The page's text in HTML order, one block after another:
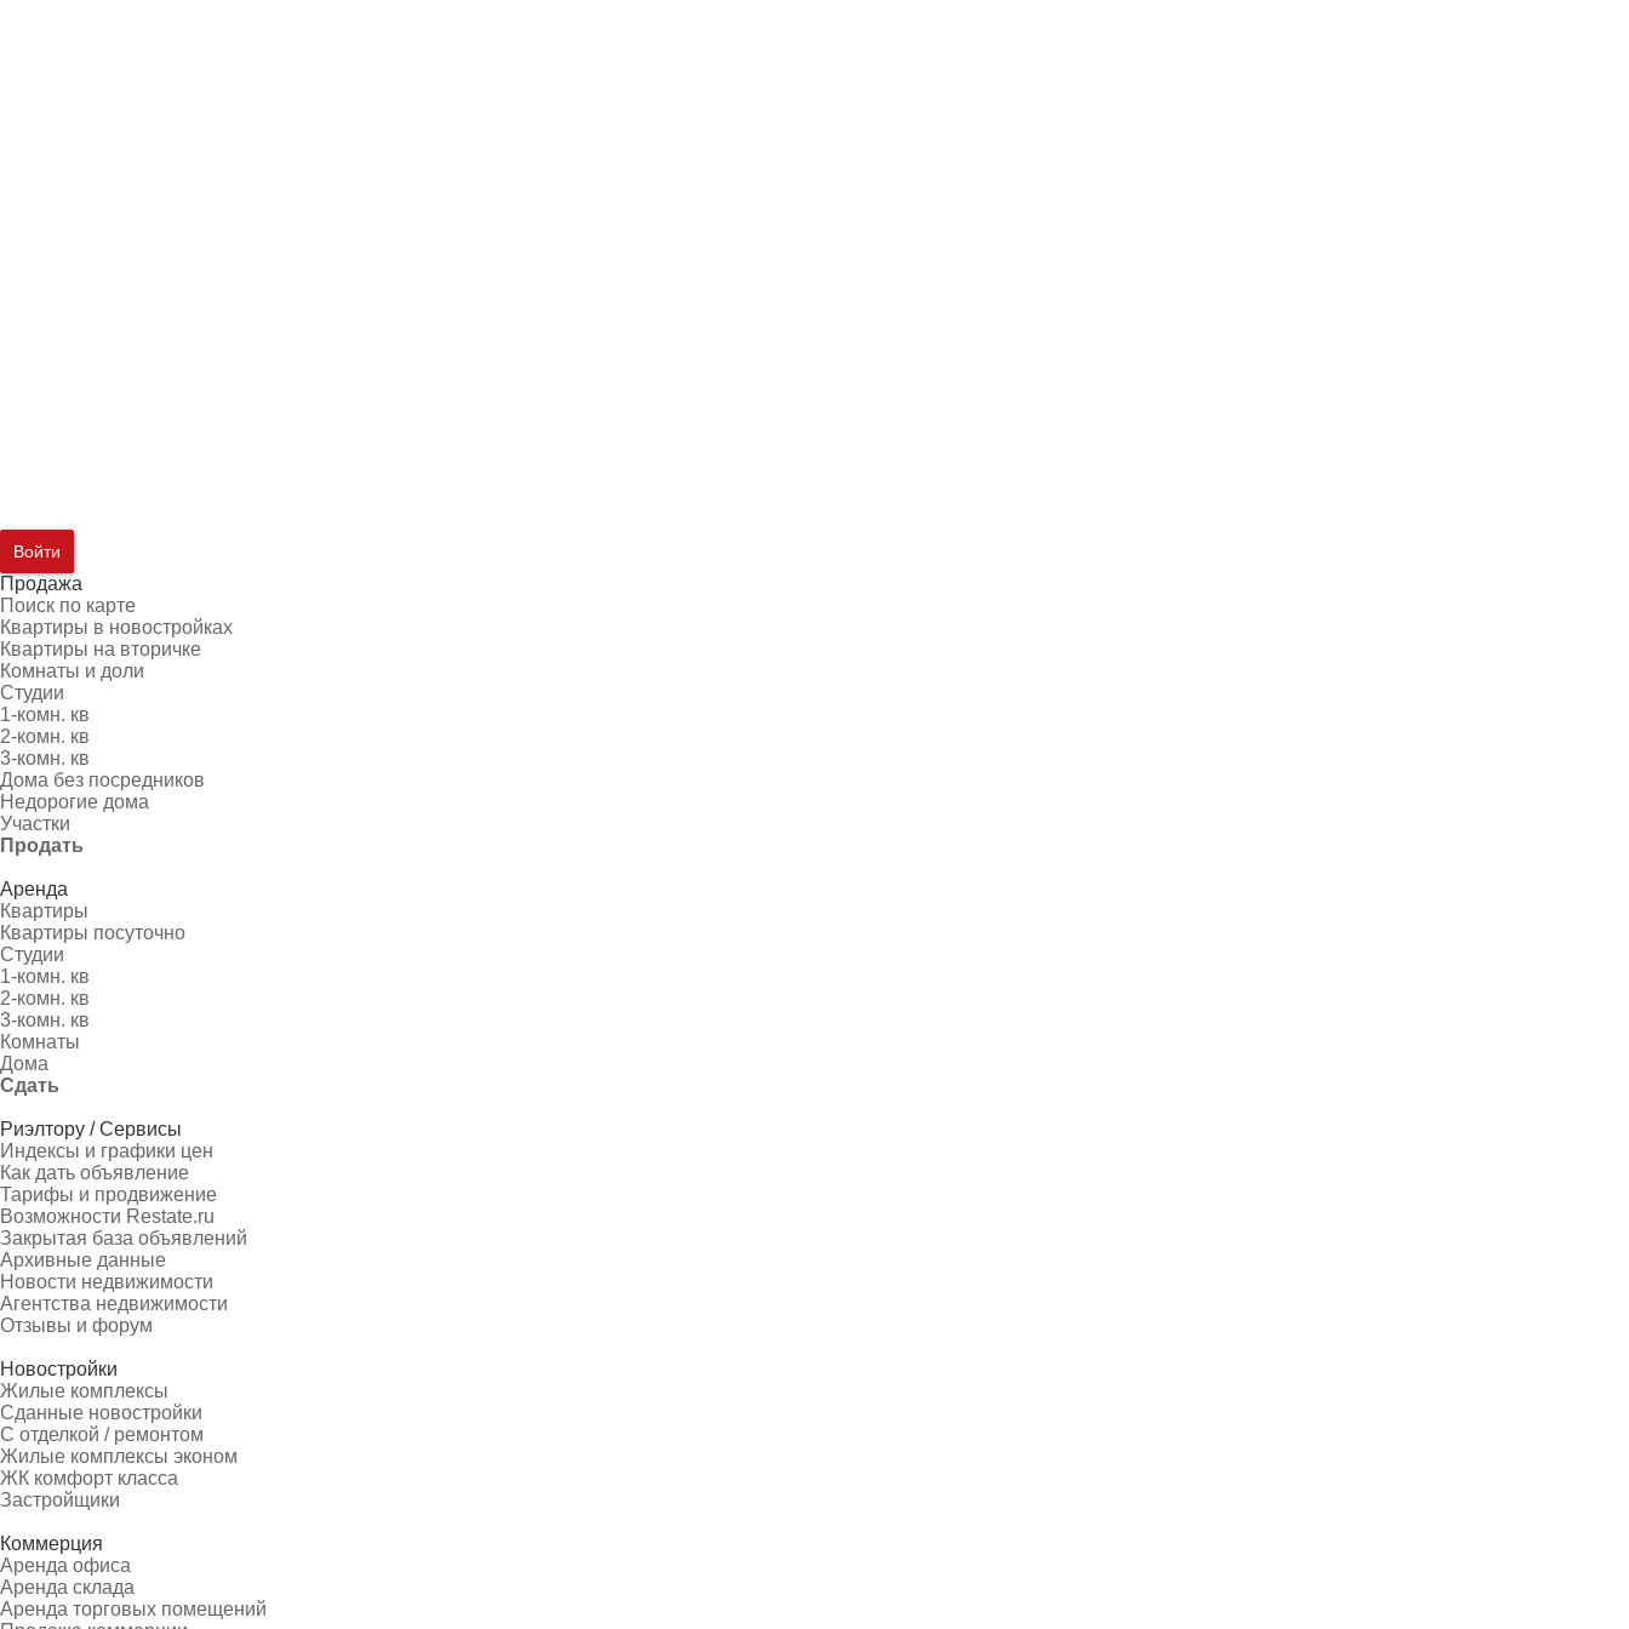
Войти
Продажа
Поиск по карте
Квартиры в новостройках
Квартиры на вторичке
Комнаты и доли
Студии
1-комн. кв
2-комн. кв
3-комн. кв
Дома без посредников
Недорогие дома
Участки
Продать
Аренда
Квартиры
Квартиры посуточно
Студии
1-комн. кв
2-комн. кв
3-комн. кв
Комнаты
Дома
Сдать
Риэлтору / Сервисы
Индексы и графики цен
Как дать объявление
Тарифы и продвижение
Возможности Restate.ru
Закрытая база объявлений
Архивные данные
Новости недвижимости
Агентства недвижимости
Отзывы и форум
Новостройки
Жилые комплексы
Сданные новостройки
С отделкой / ремонтом
Жилые комплексы эконом
ЖК комфорт класса
Застройщики
Коммерция
Аренда офиса
Аренда склада
Аренда торговых помещений